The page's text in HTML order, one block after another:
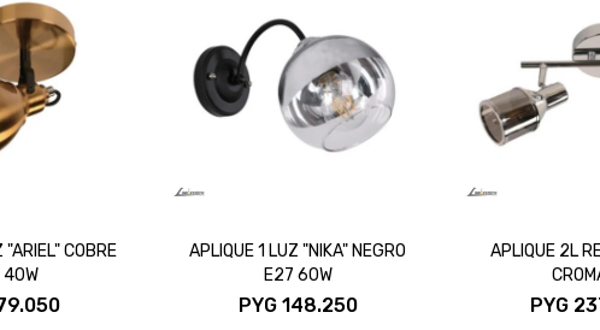
"ARIEL" COBRE
40W
APLIQUE 1 LUZ "NIKA" NEGRO
E27 60W
PYG 148.250
APLIQUE 2L
PYG